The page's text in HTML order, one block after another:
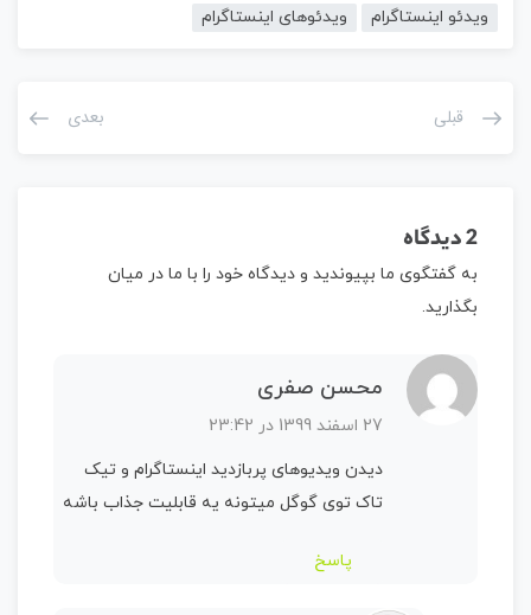
ویدئو اینستاگرام ویدئوهای اینستاگرام
قبلی بعدی
2 دیدگاه
به گفتگوی ما بپیوندید و دیدگاه خود را با ما در میان
بگذارید.
محسن صفری
27 اسفند 1399 در 23:42
دیدن ویدیوهای پربازدید اینستاگرام و تیک
تاک توی گوگل میتونه یه قابلیت جذاب باشه
پاسخ